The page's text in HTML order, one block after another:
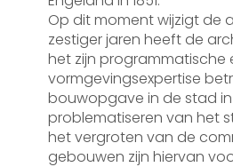
Op dit moment wijzigt de
zestiger jaren heeft de
het zijn programmatische
vormgevingsexpertise
bouwopgave in de stad
problematiseren van het
het vergroten van de
gebouwen zijn hiervan